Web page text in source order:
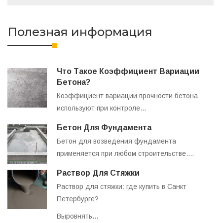
Полезная информация
Что Такое Коэффициент Вариации
Бетона?
Коэффициент вариации прочности бетона
используют при контроле…
Бетон Для Фундамента
Бетон для возведения фундамента
применяется при любом строительстве.…
Раствор Для Стяжки
Раствор для стяжки: где купить в Санкт
Петербурге?
Выровнять…